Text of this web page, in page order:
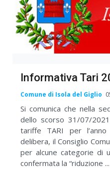
Informativa Tari
Comune di Isola del Giglio
Si comunica che nella
dello scorso 31/07/
tariffe TARI per
delibera, il Consiglio
per alcune categorie di
confermata la “riduzione ...